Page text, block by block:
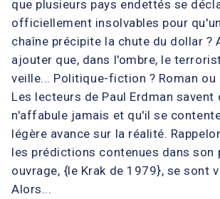
que plusieurs pays endettés se
officiellement insolvables pour
chaîne précipite la chute du dollar ?
ajouter que, dans l'ombre, le
veille... Politique-fiction ? Roman ou
Les lecteurs de Paul Erdman savent
n'affabule jamais et qu'il se
légère avance sur la réalité.
les prédictions contenues dans son
ouvrage, {le Krak de 1979}, se sont
Alors...